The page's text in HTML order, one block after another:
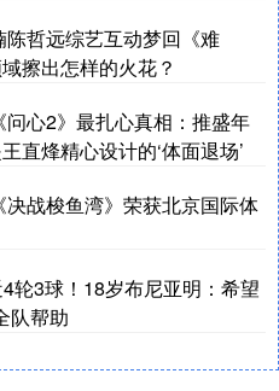
哲远综艺互动梦回《难
擦出怎样的火花？
心2》最扎心真相：推盛年
直烽精心设计的‘体面退场’
战梭鱼湾》荣获北京国际体
轮3球！18岁布尼亚明：希望
队帮助